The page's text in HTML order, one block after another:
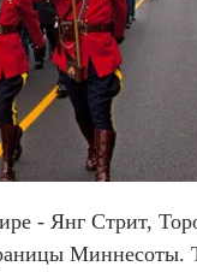
- Янг Стрит,